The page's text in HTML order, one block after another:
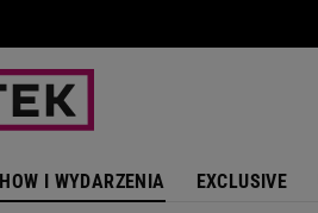
I WYDARZENIA EXCLUSIVE